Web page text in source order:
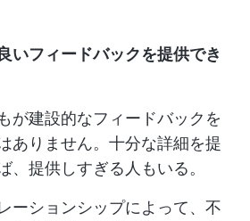
いフィードバックを提供でき
が建設的なフィードバックを
ありません。十分な詳細を提
、提供しすぎる人もいる。
ーションシップによって、不